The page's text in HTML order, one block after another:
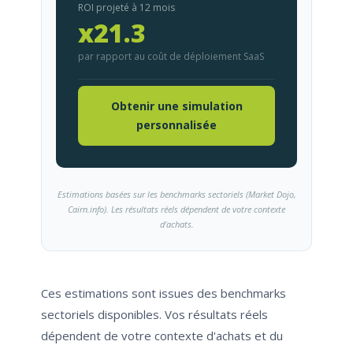
ROI projeté à 12 mois
x21.3
par rapport au coût de déploiement SaaS
Obtenir une simulation
personnalisée
Estimations basées sur les benchmarks sectoriels (Market Dojo,
Cairn.info). Les résultats réels dépendent de votre contexte
d'achats.
Ces estimations sont issues des benchmarks
sectoriels disponibles. Vos résultats réels
dépendent de votre contexte d'achats et du